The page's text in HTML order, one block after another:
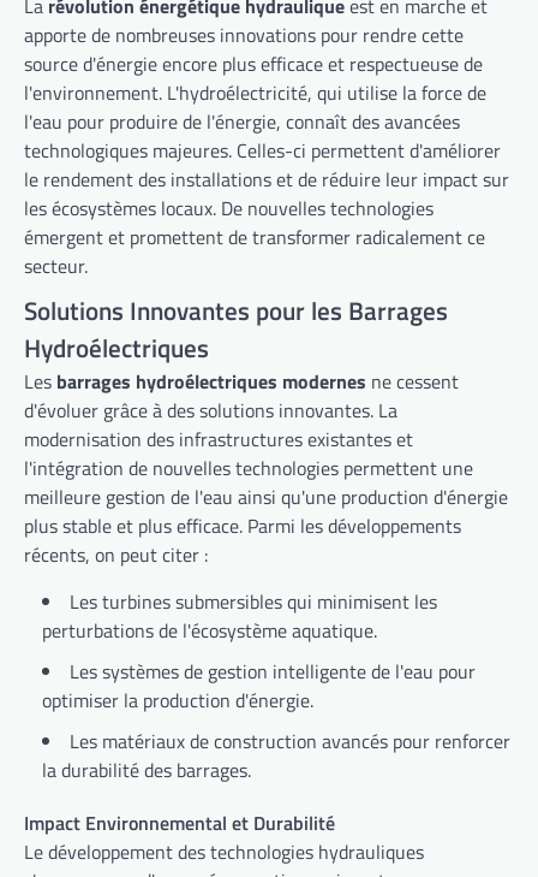
La révolution énergétique hydrauliqueest en marche et
apporte de nombreuses innovations pour rendre cette
source d'énergie encore plus efficace et respectueuse de
l'environnement. L'hydroélectricité, qui utilise la force de
l'eau pour produire de l'énergie, connaît des avancées
technologiques majeures. Celles-ci permettent d'améliorer
le rendement des installations et de réduire leur impact sur
les écosystèmes locaux. De nouvelles technologies
émergent et promettent de transformer radicalement ce
secteur.
Solutions Innovantes pour les Barrages
Hydroélectriques
Les barrages hydroélectriques modernes ne cessent
d'évoluer grâce à des solutions innovantes. La
modernisation des infrastructures existantes et
l'intégration de nouvelles technologies permettent une
meilleure gestion de l'eau ainsi qu'une production d'énergie
plus stable et plus efficace. Parmi les développements
récents, on peut citer :
Les turbines submersibles qui minimisent les
perturbations de l'écosystème aquatique.
Les systèmes de gestion intelligente de l'eau pour
optimiser la production d'énergie.
Les matériaux de construction avancés pour renforcer
la durabilité des barrages.
Impact Environnemental et Durabilité
Le développement des technologies hydrauliques